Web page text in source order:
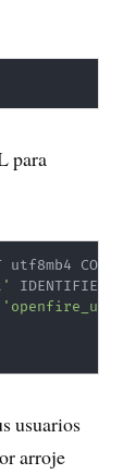
para
utf8mb4
IDENTIFIED
usuarios
arroje